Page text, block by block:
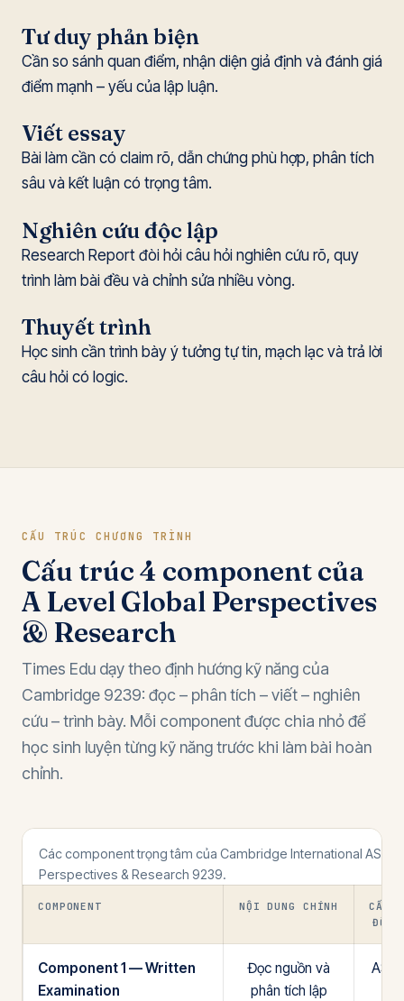
Tư duy phản biện
Cần so sánh quan điểm, nhận diện giả định và đánh giá
điểm mạnh – yếu của lập luận.
Viết essay
Bài làm cần có claim rõ, dẫn chứng phù hợp, phân tích
sâu và kết luận có trọng tâm.
Nghiên cứu độc lập
Research Report đòi hỏi câu hỏi nghiên cứu rõ, quy
trình làm bài đều và chỉnh sửa nhiều vòng.
Thuyết trình
Học sinh cần trình bày ý tưởng tự tin, mạch lạc và trả lời
câu hỏi có logic.
CẤU TRÚC CHƯƠNG TRÌNH
Cấu trúc 4 component của
A Level Global Perspectives
& Research
Times Edu dạy theo định hướng kỹ năng của
Cambridge 9239: đọc – phân tích – viết – nghiên
cứu – trình bày. Mỗi component được chia nhỏ để
học sinh luyện từng kỹ năng trước khi làm bài hoàn
chỉnh.
Các component trọng tâm của Cambridge International AS &
Perspectives & Research 9239.
COMPONENT NỘI DUNG CHÍNH
CẤP
ĐỘ
Component 1 — Written
Examination
Đọc nguồn và
phân tích lập
AS